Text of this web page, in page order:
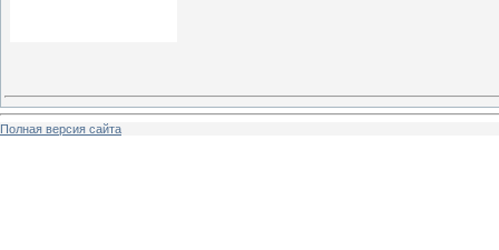
Полная версия сайта